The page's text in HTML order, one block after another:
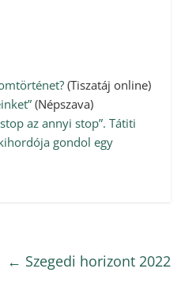
(Tiszatáj online)
(Népszava)
az annyi stop”. Tátiti
gondol egy
← Szegedi horizont 2022